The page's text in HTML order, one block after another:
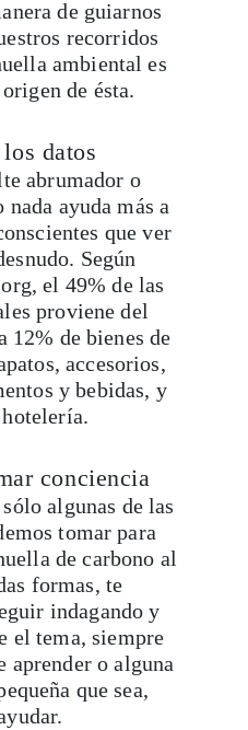
de guiarnos
recorridos
ambiental es
de ésta.
datos
abrumador o
ayuda más a
que ver
Según
el 49% de las
proviene del
12% de bienes de
accesorios,
y bebidas, y
conciencia
algunas de las
tomar para
de carbono al
formas, te
indagando y
el tema, siempre
aprender o alguna
que sea,